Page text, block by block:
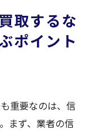
ント
ための重要
知識
影響
方法
取するな
ポイント
重要なのは、信
まず、業者の信